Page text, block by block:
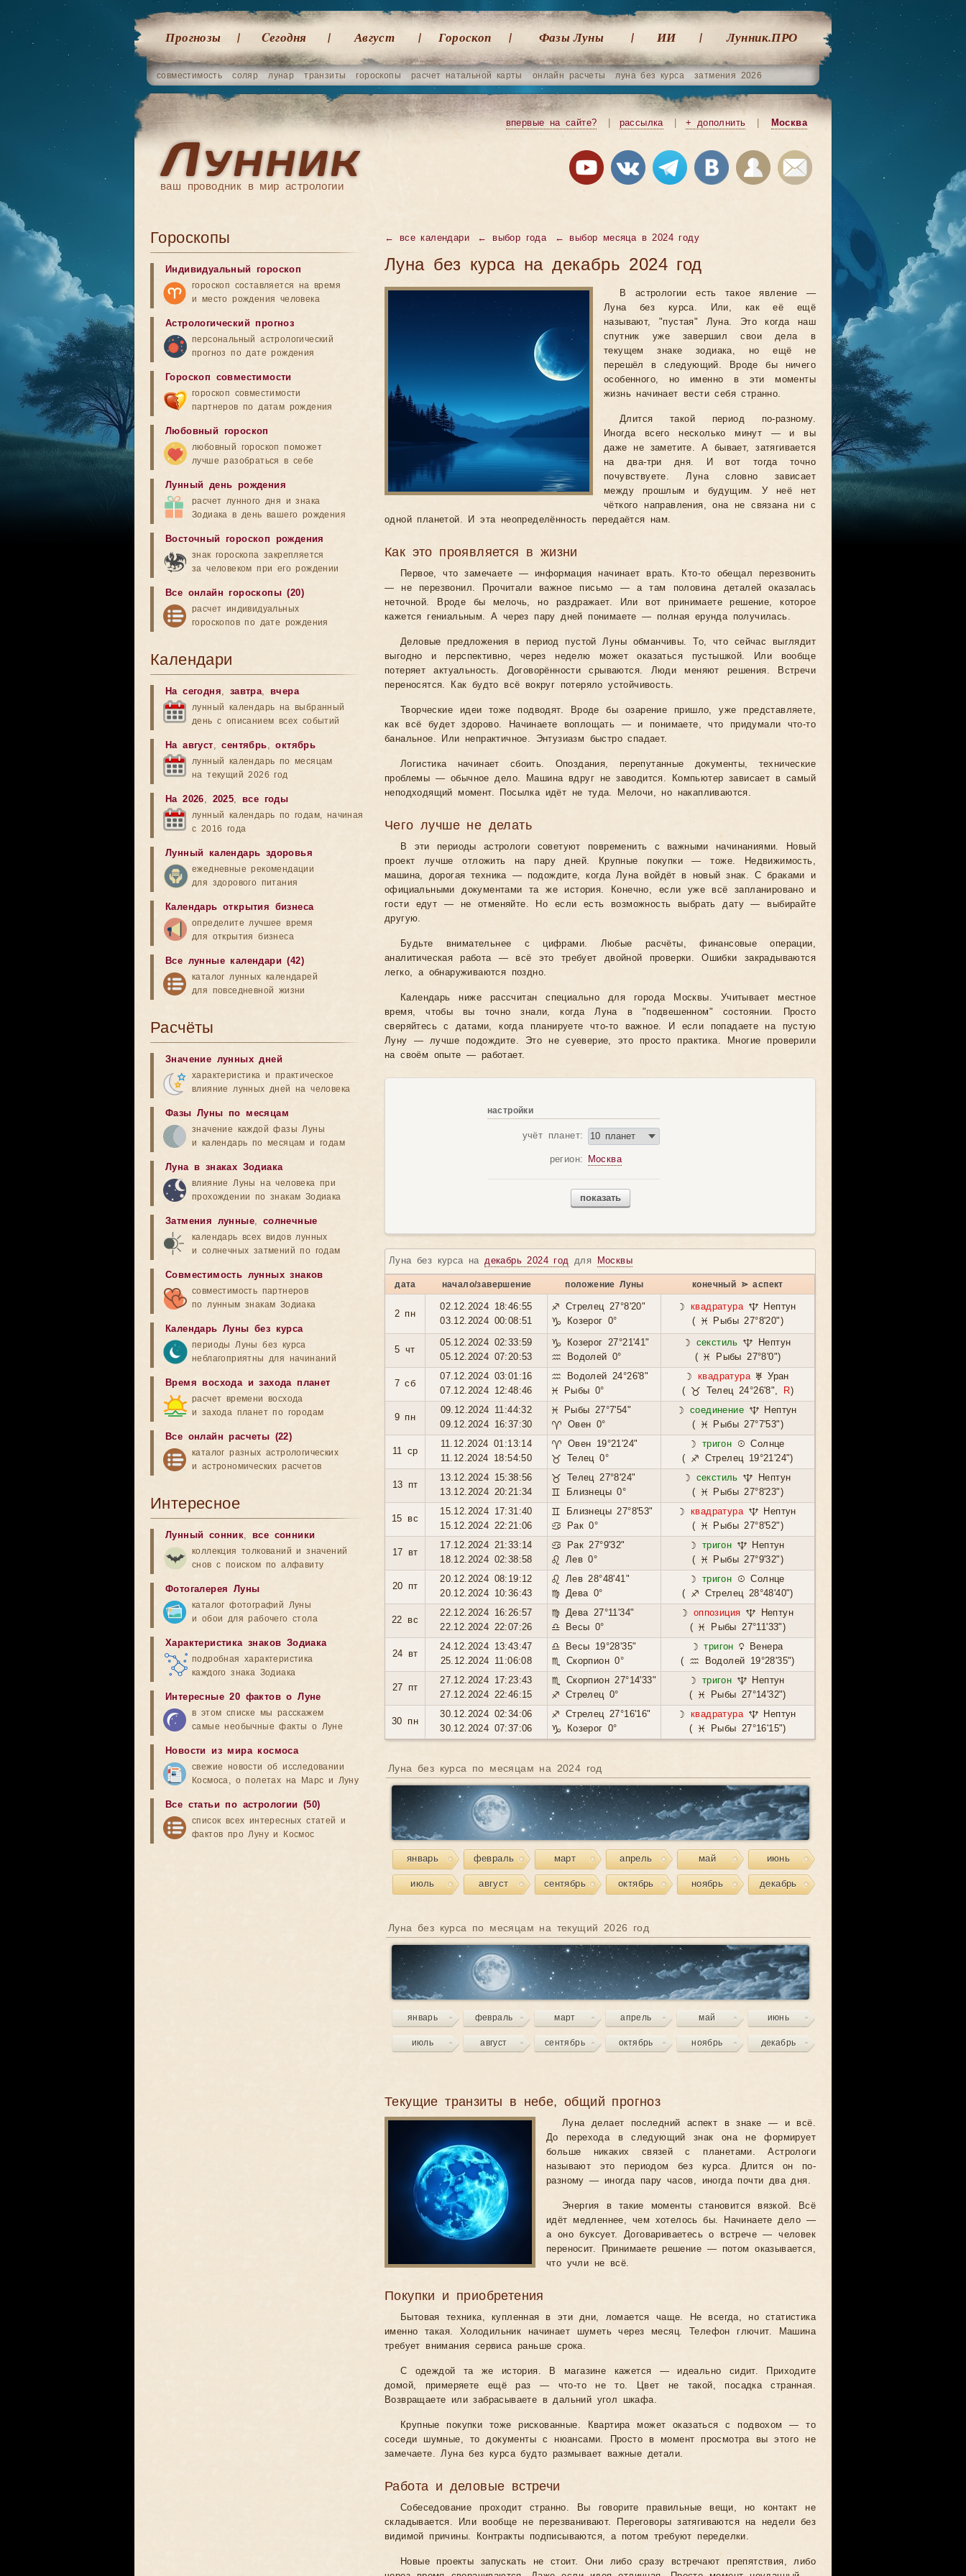
Прогнозы Cегодня Август Гороскоп Фазы Луны ИИ Лунник.ПРО
совместимость соляр лунар транзиты гороскопы расчет натальной карты онлайн расчеты луна без курса затмения 2026
ваш проводник в мир астрологии
впервые на сайте? рассылка + дополнить Москва
← все календари ←выбор года ←выбор месяца в 2024 году
Луна без курса на декабрь 2024 год
В астрологии есть такое явление —
Луна без курса. Или, как её ещё
называют, "пустая" Луна. Это когда наш
спутник уже завершил свои дела в
текущем знаке зодиака, но ещё не
перешёл в следующий. Вроде бы ничего
особенного, но именно в эти моменты
жизнь начинает вести себя странно.
Длится такой период по-разному.
Иногда всего несколько минут — и вы
даже не заметите. А бывает, затягивается
на два-три дня. И вот тогда точно
почувствуете. Луна словно зависает
между прошлым и будущим. У неё нет
чёткого направления, она не связана ни с
одной планетой. И эта неопределённость передаётся нам.
Как это проявляется в жизни
Первое, что замечаете — информация начинает врать. Кто-то обещал перезвонить
— не перезвонил. Прочитали важное письмо — а там половина деталей оказалась
неточной. Вроде бы мелочь, но раздражает. Или вот принимаете решение, которое
кажется гениальным. А через пару дней понимаете — полная ерунда получилась.
Деловые предложения в период пустой Луны обманчивы. То, что сейчас выглядит
выгодно и перспективно, через неделю может оказаться пустышкой. Или вообще
потеряет актуальность. Договорённости срываются. Люди меняют решения. Встречи
переносятся. Как будто всё вокруг потеряло устойчивость.
Творческие идеи тоже подводят. Вроде бы озарение пришло, уже представляете,
как всё будет здорово. Начинаете воплощать — и понимаете, что придумали что-то
банальное. Или непрактичное. Энтузиазм быстро спадает.
Логистика начинает сбоить. Опоздания, перепутанные документы, технические
проблемы — обычное дело. Машина вдруг не заводится. Компьютер зависает в самый
неподходящий момент. Посылка идёт не туда. Мелочи, но накапливаются.
Чего лучше не делать
В эти периоды астрологи советуют повременить с важными начинаниями. Новый
проект лучше отложить на пару дней. Крупные покупки — тоже. Недвижимость,
машина, дорогая техника — подождите, когда Луна войдёт в новый знак. С браками и
официальными документами та же история. Конечно, если уже всё запланировано и
гости едут — не отменяйте. Но если есть возможность выбрать дату — выбирайте
другую.
Будьте внимательнее с цифрами. Любые расчёты, финансовые операции,
аналитическая работа — всё это требует двойной проверки. Ошибки закрадываются
легко, а обнаруживаются поздно.
Календарь ниже рассчитан специально для города Москвы. Учитывает местное
время, чтобы вы точно знали, когда Луна в "подвешенном" состоянии. Просто
сверяйтесь с датами, когда планируете что-то важное. И если попадаете на пустую
Луну — лучше подождите. Это не суеверие, это просто практика. Многие проверили
на своём опыте — работает.
настройки
учёт планет:
регион: Москва
показать
Луна без курса надекабрь 2024 год для Москвы
дата начало/завершение положение Луны конечный ⋗ аспект
2 пн
02.12.2024 18:46:55
03.12.2024 00:08:51
♐ Стрелец 27°8'20"
♑ Козерог 0°
☽квадратура♆ Нептун
( ♓ Рыбы 27°8'20")
5 чт
05.12.2024 02:33:59
05.12.2024 07:20:53
♑ Козерог 27°21'41"
♒ Водолей 0°
☽ секстиль ♆ Нептун
( ♓ Рыбы 27°8'0")
7 сб
07.12.2024 03:01:16
07.12.2024 12:48:46
♒ Водолей 24°26'8"
♓ Рыбы 0°
☽ квадратура♅ Уран
( ♉ Телец 24°26'8", R)
9 пн
09.12.2024 11:44:32
09.12.2024 16:37:30
♓ Рыбы 27°7'54"
♈ Овен 0°
☽соединение ♆ Нептун
( ♓ Рыбы 27°7'53")
11 ср
11.12.2024 01:13:14
11.12.2024 18:54:50
♈ Овен 19°21'24"
♉ Телец 0°
☽ тригон ☉ Солнце
( ♐ Стрелец 19°21'24")
13 пт
13.12.2024 15:38:56
13.12.2024 20:21:34
♉ Телец 27°8'24"
♊ Близнецы 0°
☽ секстиль ♆ Нептун
( ♓ Рыбы 27°8'23")
15 вс
15.12.2024 17:31:40
15.12.2024 22:21:06
♊ Близнецы 27°8'53"
♋ Рак 0°
☽квадратура♆ Нептун
( ♓ Рыбы 27°8'52")
17 вт
17.12.2024 21:33:14
18.12.2024 02:38:58
♋ Рак 27°9'32"
♌ Лев 0°
☽ тригон ♆ Нептун
( ♓ Рыбы 27°9'32")
20 пт
20.12.2024 08:19:12
20.12.2024 10:36:43
♌ Лев 28°48'41"
♍ Дева 0°
☽ тригон ☉ Солнце
( ♐ Стрелец 28°48'40")
22 вс
22.12.2024 16:26:57
22.12.2024 22:07:26
♍ Дева 27°11'34"
♎ Весы 0°
☽ оппозиция ♆ Нептун
( ♓ Рыбы 27°11'33")
24 вт
24.12.2024 13:43:47
25.12.2024 11:06:08
♎ Весы 19°28'35"
♏ Скорпион 0°
☽тригон ♀ Венера
( ♒ Водолей 19°28'35")
27 пт
27.12.2024 17:23:43
27.12.2024 22:46:15
♏ Скорпион 27°14'33"
♐ Стрелец 0°
☽ тригон ♆ Нептун
( ♓ Рыбы 27°14'32")
30 пн
30.12.2024 02:34:06
30.12.2024 07:37:06
♐ Стрелец 27°16'16"
♑ Козерог 0°
☽квадратура♆ Нептун
( ♓ Рыбы 27°16'15")
Луна без курса по месяцам на 2024 год
январь февраль март апрель май июнь
июль август сентябрь октябрь ноябрь декабрь
Луна без курса по месяцам на текущий 2026 год
январь февраль март апрель май июнь
июль август сентябрь октябрь ноябрь декабрь
Текущие транзиты в небе, общий прогноз
Луна делает последний аспект в знаке — и всё.
До перехода в следующий знак она не формирует
больше никаких связей с планетами. Астрологи
называют это периодом без курса. Длится он по-
разному — иногда пару часов, иногда почти два дня.
Энергия в такие моменты становится вязкой. Всё
идёт медленнее, чем хотелось бы. Начинаете дело —
а оно буксует. Договариваетесь о встрече — человек
переносит. Принимаете решение — потом оказывается,
что учли не всё.
Покупки и приобретения
Бытовая техника, купленная в эти дни, ломается чаще. Не всегда, но статистика
именно такая. Холодильник начинает шуметь через месяц. Телефон глючит. Машина
требует внимания сервиса раньше срока.
С одеждой та же история. В магазине кажется — идеально сидит. Приходите
домой, примеряете ещё раз — что-то не то. Цвет не такой, посадка странная.
Возвращаете или забрасываете в дальний угол шкафа.
Крупные покупки тоже рискованные. Квартира может оказаться с подвохом — то
соседи шумные, то документы с нюансами. Просто в момент просмотра вы этого не
замечаете. Луна без курса будто размывает важные детали.
Работа и деловые встречи
Собеседование проходит странно. Вы говорите правильные вещи, но контакт не
складывается. Или вообще не перезванивают. Переговоры затягиваются на недели без
видимой причины. Контракты подписываются, а потом требуют переделки.
Новые проекты запускать не стоит. Они либо сразу встречают препятствия, либо
Гороскопы
Индивидуальный гороскоп
гороскоп составляется на время
и место рождения человека
Астрологический прогноз
персональный астрологический
прогноз по дате рождения
Гороскоп совместимости
гороскоп совместимости
партнеров по датам рождения
Любовный гороскоп
любовный гороскоп поможет
лучше разобраться в себе
Лунный день рождения
расчет лунного дня и знака
Зодиака в день вашего рождения
Восточный гороскоп рождения
знак гороскопа закрепляется
за человеком при его рождении
Все онлайн гороскопы (20)
расчет индивидуальных
гороскопов по дате рождения
Календари
На сегодня, завтра,вчера
лунный календарь на выбранный
день с описанием всех событий
На август,сентябрь,октябрь
лунный календарь по месяцам
на текущий 2026 год
На 2026, 2025,все годы
лунный календарь по годам, начиная
с 2016 года
Лунный календарь здоровья
ежедневные рекомендации
для здорового питания
Календарь открытия бизнеса
определите лучшее время
для открытия бизнеса
Все лунные календари (42)
каталог лунных календарей
для повседневной жизни
Расчёты
Значение лунных дней
характеристика и практическое
влияние лунных дней на человека
Фазы Луны по месяцам
значение каждой фазы Луны
и календарь по месяцам и годам
Луна в знаках Зодиака
влияние Луны на человека при
прохождении по знакам Зодиака
Затмения лунные, солнечные
календарь всех видов лунных
и солнечных затмений по годам
Совместимость лунных знаков
совместимость партнеров
по лунным знакам Зодиака
Календарь Луны без курса
периоды Луны без курса
неблагоприятны для начинаний
Время восхода и захода планет
расчет времени восхода
и захода планет по городам
Все онлайн расчеты (22)
каталог разных астрологических
и астрономических расчетов
Интересное
Лунный сонник, все сонники
коллекция толкований и значений
снов с поиском по алфавиту
Фотогалерея Луны
каталог фотографий Луны
и обои для рабочего стола
Характеристика знаков Зодиака
подробная характеристика
каждого знака Зодиака
Интересные 20 фактов о Луне
в этом списке мы расскажем
самые необычные факты о Луне
Новости из мира космоса
свежие новости об исследовании
Космоса, о полетах на Марс и Луну
Все статьи по астрологии (50)
список всех интересных статей и
фактов про Луну и Космос